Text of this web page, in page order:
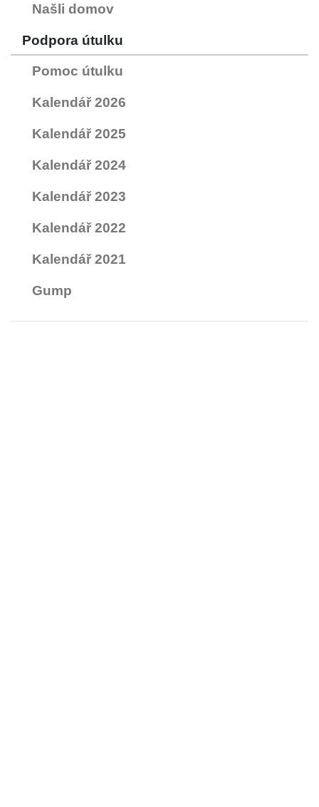
Našli domov
Podpora útulku
Pomoc útulku
Kalendář 2026
Kalendář 2025
Kalendář 2024
Kalendář 2023
Kalendář 2022
Kalendář 2021
Gump